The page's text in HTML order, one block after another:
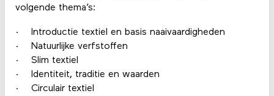
volgende thema’s:
· Introductie textiel en basis naaivaardigheden
· Natuurlijke verfstoffen
· Slim textiel
· Identiteit, traditie en waarden
· Circulair textiel